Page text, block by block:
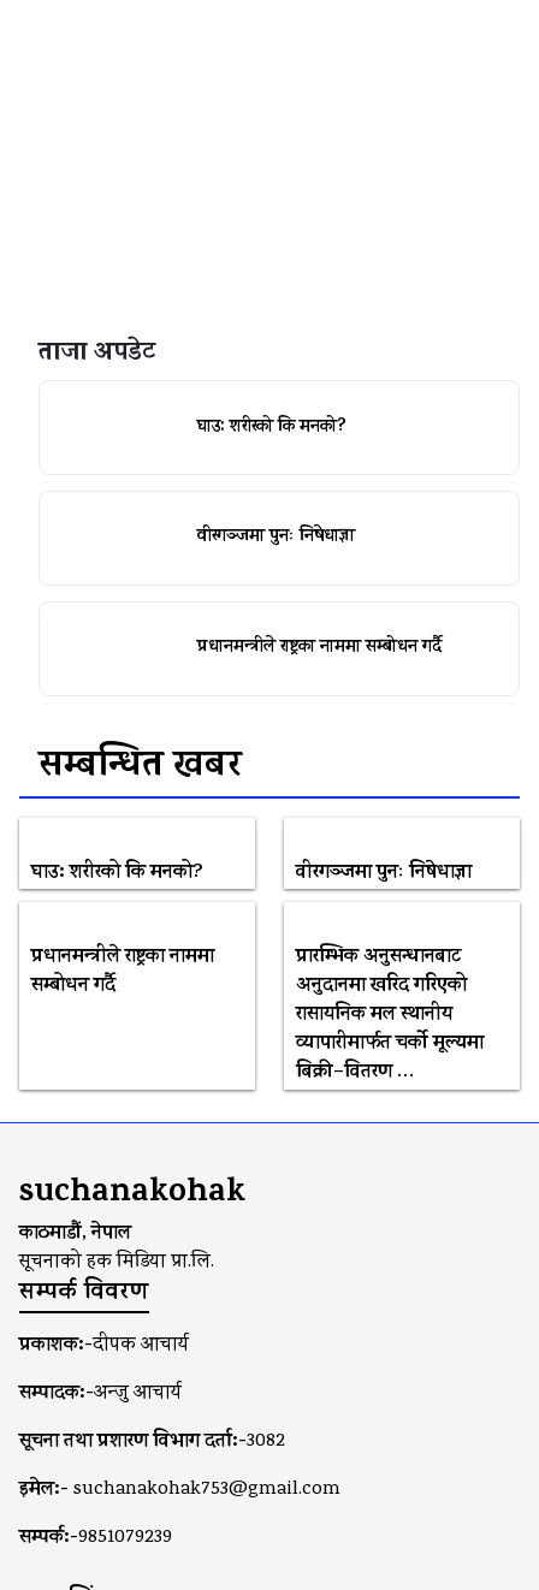
ताजा अपडेट
घाउ: शरीरको कि मनको?
वीरगञ्जमा पुनः निषेधाज्ञा
प्रधानमन्त्रीले राष्ट्रका नाममा सम्बोधन गर्दै
सम्बन्धित खबर
घाउ: शरीरको कि मनको? वीरगञ्जमा पुनः निषेधाज्ञा
प्रधानमन्त्रीले राष्ट्रका नाममा
सम्बोधन गर्दै
प्रारम्भिक अनुसन्धानबाट
अनुदानमा खरिद गरिएको
रासायनिक मल स्थानीय
व्यापारीमार्फत चर्को मूल्यमा
बिक्री–वितरण …
suchanakohak
काठमाडौं, नेपाल
सूचनाको हक मिडिया प्रा.लि.
सम्पर्क विवरण
प्रकाशक:-दीपक आचार्य
सम्पादक:-अन्जु आचार्य
सूचना तथा प्रशारण विभाग दर्ता:-3082
इमेल:- suchanakohak753@gmail.com
सम्पर्क:-9851079239